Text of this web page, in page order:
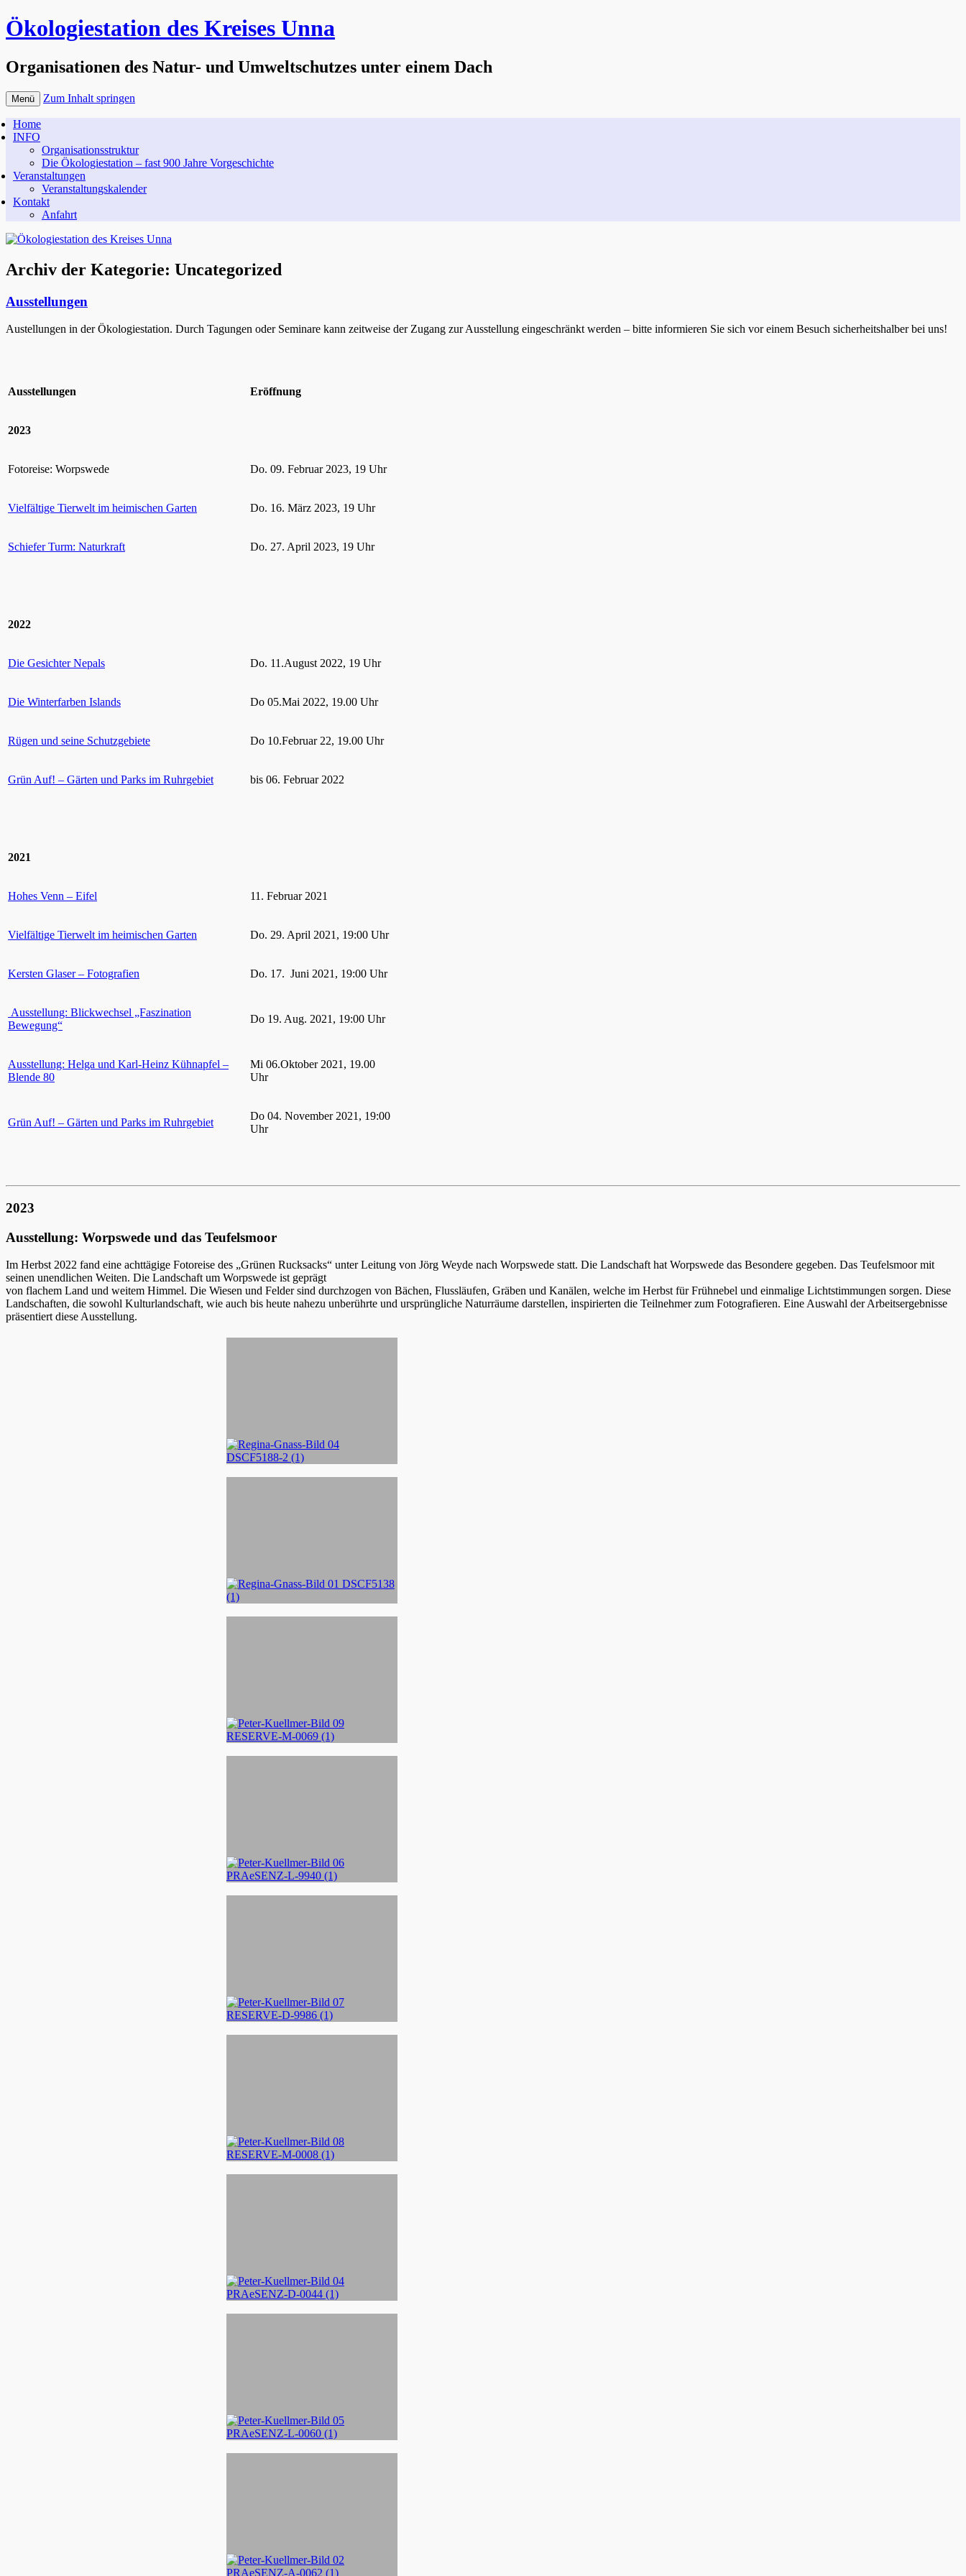
Ökologiestation des Kreises Unna
Organisationen des Natur- und Umweltschutzes unter einem Dach
Menü Zum Inhalt springen
Home
INFO
Organisationsstruktur
Die Ökologiestation – fast 900 Jahre Vorgeschichte
Veranstaltungen
Veranstaltungskalender
Kontakt
Anfahrt
Archiv der Kategorie: Uncategorized
Ausstellungen
Austellungen in der Ökologiestation. Durch Tagungen oder Seminare kann zeitweise der Zugang zur Ausstellung eingeschränkt werden – bitte informieren Sie sich vor einem Besuch sicherheitshalber bei uns!
Ausstellungen Eröffnung
2023
Fotoreise: Worpswede Do. 09. Februar 2023, 19 Uhr
Vielfältige Tierwelt im heimischen Garten Do. 16. März 2023, 19 Uhr
Schiefer Turm: Naturkraft Do. 27. April 2023, 19 Uhr
2022
Die Gesichter Nepals Do. 11.August 2022, 19 Uhr
Die Winterfarben Islands Do 05.Mai 2022, 19.00 Uhr
Rügen und seine Schutzgebiete Do 10.Februar 22, 19.00 Uhr
Grün Auf! – Gärten und Parks im Ruhrgebiet bis 06. Februar 2022
2021
Hohes Venn – Eifel 11. Februar 2021
Vielfältige Tierwelt im heimischen Garten Do. 29. April 2021, 19:00 Uhr
Kersten Glaser – Fotografien Do. 17. Juni 2021, 19:00 Uhr
Ausstellung: Blickwechsel „Faszination
Bewegung“
Do 19. Aug. 2021, 19:00 Uhr
Ausstellung: Helga und Karl-Heinz Kühnapfel –
Blende 80
Mi 06.Oktober 2021, 19.00
Uhr
Grün Auf! – Gärten und Parks im Ruhrgebiet
Do 04. November 2021, 19:00
Uhr
2023
Ausstellung: Worpswede und das Teufelsmoor
Im Herbst 2022 fand eine achttägige Fotoreise des „Grünen Rucksacks“ unter Leitung von Jörg Weyde nach Worpswede statt. Die Landschaft hat Worpswede das Besondere gegeben. Das Teufelsmoor mit
seinen unendlichen Weiten. Die Landschaft um Worpswede ist geprägt
von flachem Land und weitem Himmel. Die Wiesen und Felder sind durchzogen von Bächen, Flussläufen, Gräben und Kanälen, welche im Herbst für Frühnebel und einmalige Lichtstimmungen sorgen. Diese
Landschaften, die sowohl Kulturlandschaft, wie auch bis heute nahezu unberührte und ursprüngliche Naturräume darstellen, inspirierten die Teilnehmer zum Fotografieren. Eine Auswahl der Arbeitsergebnisse
präsentiert diese Ausstellung.